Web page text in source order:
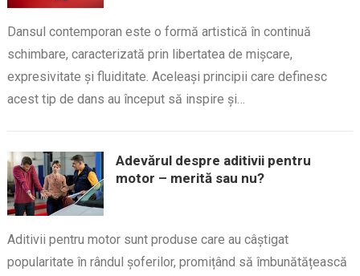
Dansul contemporan este o formă artistică în continuă
schimbare, caracterizată prin libertatea de mișcare,
expresivitate și fluiditate. Aceleași principii care definesc
acest tip de dans au început să inspire și…
Adevărul despre aditivii pentru
motor – merită sau nu?
Aditivii pentru motor sunt produse care au câștigat
popularitate în rândul șoferilor, promițând să îmbunătățească